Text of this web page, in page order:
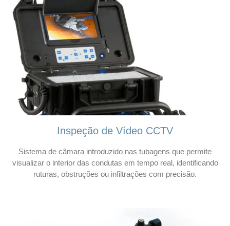
Inspeção de Vídeo CCTV
Sistema de câmara introduzido nas tubagens que permite
visualizar o interior das condutas em tempo real, identificando
ruturas, obstruções ou infiltrações com precisão.